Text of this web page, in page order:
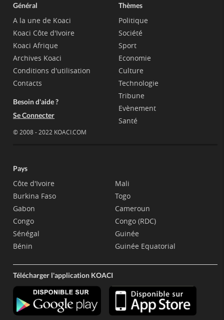
Général
A la une de Koaci
Koaci Côte d'Ivoire
Koaci Afrique
Archives Koaci
Conditions d'utilisation
Contacts
Besoin d'aide ?
Se Connecter
© 2008 - 2022 KOACI.COM
Thèmes
Politique
Société
Sport
Economie
Culture
Technologie
Tribune
Evènement
Santé
Pays
Côte d'Ivoire
Burkina Faso
Gabon
Congo
Sénégal
Bénin
Mali
Togo
Cameroun
Congo (RDC)
Guinée
Guinée Equatorial
Télécharger l'application KOACI